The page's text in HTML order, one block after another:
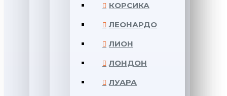
КОРСИКА
ЛЕОНАРДО
ЛИОН
ЛОНДОН
ЛУАРА